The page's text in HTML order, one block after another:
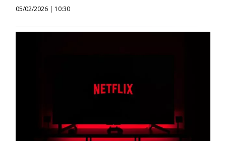
05/02/2026 | 10:30